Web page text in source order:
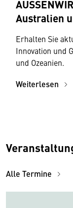
Australien
Erhalten Sie
Innovation und
und Ozeanien.
Weiterlesen
Alle Termine